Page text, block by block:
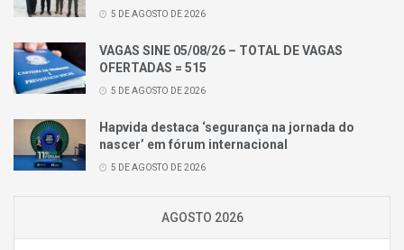
5 DE AGOSTO DE 2026
VAGAS SINE 05/08/26 – TOTAL DE VAGAS
OFERTADAS = 515
5 DE AGOSTO DE 2026
Hapvida destaca ‘segurança na jornada do
nascer’ em fórum internacional
5 DE AGOSTO DE 2026
AGOSTO 2026